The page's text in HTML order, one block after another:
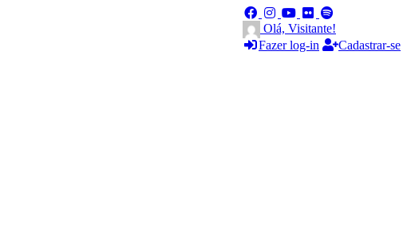
Olá, Visitante!
Fazer log-in
Cadastrar-se